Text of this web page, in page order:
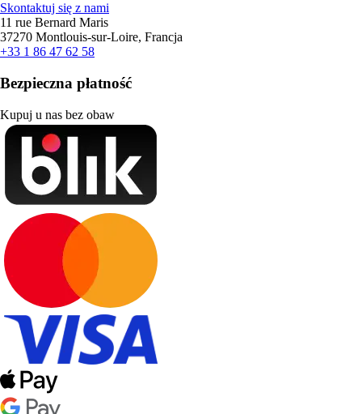
Skontaktuj się z nami
11 rue Bernard Maris
37270 Montlouis-sur-Loire, Francja
+33 1 86 47 62 58
Bezpieczna płatność
Kupuj u nas bez obaw